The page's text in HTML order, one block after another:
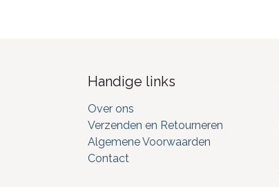
Handige links
Over ons
Verzenden en Retourneren
Algemene Voorwaarden
Contact